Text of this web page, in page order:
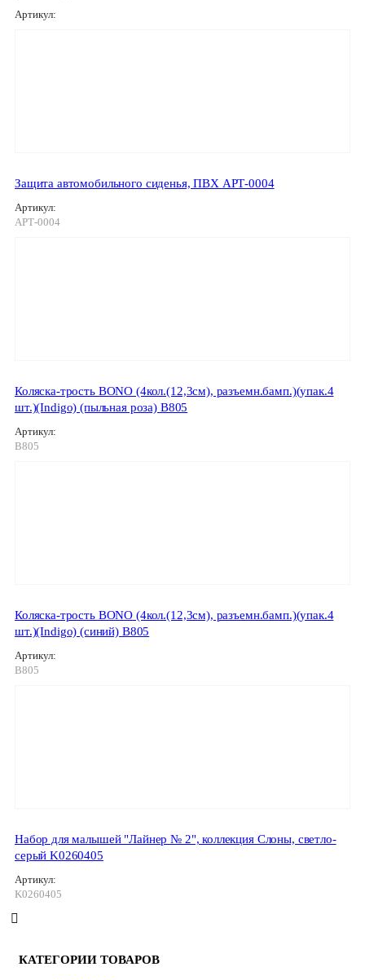
Артикул:
Защита автомобильного сиденья, ПВХ АРТ-0004
Артикул:
АРТ-0004
Коляска-трость BONO (4кол.(12,3см), разъемн.бамп.)(упак.4
шт.)(Indigo) (пыльная роза) B805
Артикул:
B805
Коляска-трость BONO (4кол.(12,3см), разъемн.бамп.)(упак.4
шт.)(Indigo) (синий) B805
Артикул:
B805
Набор для малышей "Лайнер № 2", коллекция Слоны, светло-
серый K0260405
Артикул:
K0260405
КАТЕГОРИИ ТОВАРОВ